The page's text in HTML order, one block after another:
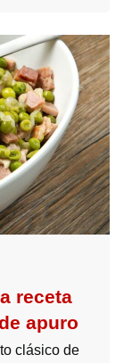
receta
apuro
clásico de